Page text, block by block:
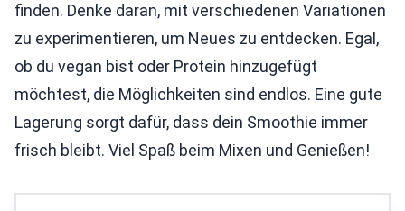
finden. Denke daran, mit verschiedenen Variationen
zu experimentieren, um Neues zu entdecken. Egal,
ob du vegan bist oder Protein hinzugefügt
möchtest, die Möglichkeiten sind endlos. Eine gute
Lagerung sorgt dafür, dass dein Smoothie immer
frisch bleibt. Viel Spaß beim Mixen und Genießen!